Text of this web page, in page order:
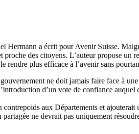
a écrit pour Avenir Suisse.
des citoyens. L’auteur propose
rendre plus efficace à l’avenir sans
ne doit jamais faire face à
d’un vote de confiance
aux Départements et
ne devrait pas uniquement